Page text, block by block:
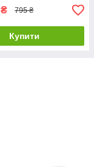
₴ 795 ₴
Купити